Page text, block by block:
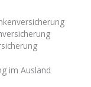
im Ausland